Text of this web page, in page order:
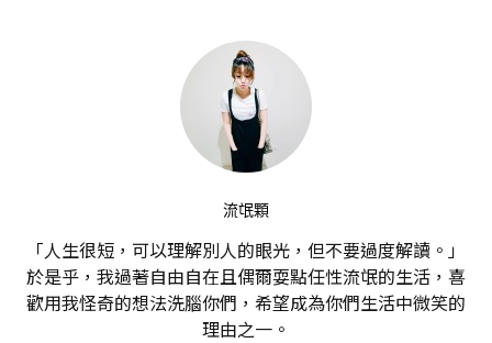
流氓顆
「人生很短，可以理解別人的眼光，但不要過度解讀。」
於是乎，我過著自由自在且偶爾耍點任性流氓的生活，喜
歡用我怪奇的想法洗腦你們，希望成為你們生活中微笑的
理由之一。